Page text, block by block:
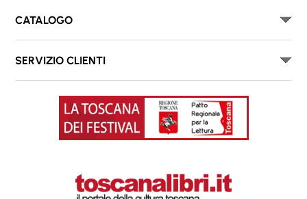
CATALOGO
SERVIZIO CLIENTI